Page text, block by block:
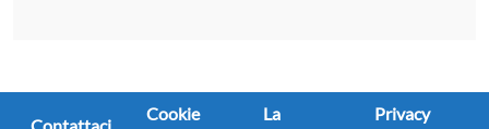
Cookie
La
Privacy